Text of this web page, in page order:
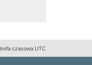
czasowa UTC